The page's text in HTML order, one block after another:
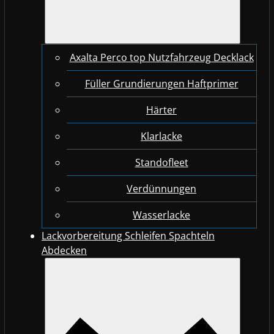
Axalta Perco top Nutzfahrzeug Decklack
Füller Grundierungen Haftprimer
Härter
Klarlacke
Standofleet
Verdünnungen
Wasserlacke
Lackvorbereitung Schleifen Spachteln
Abdecken